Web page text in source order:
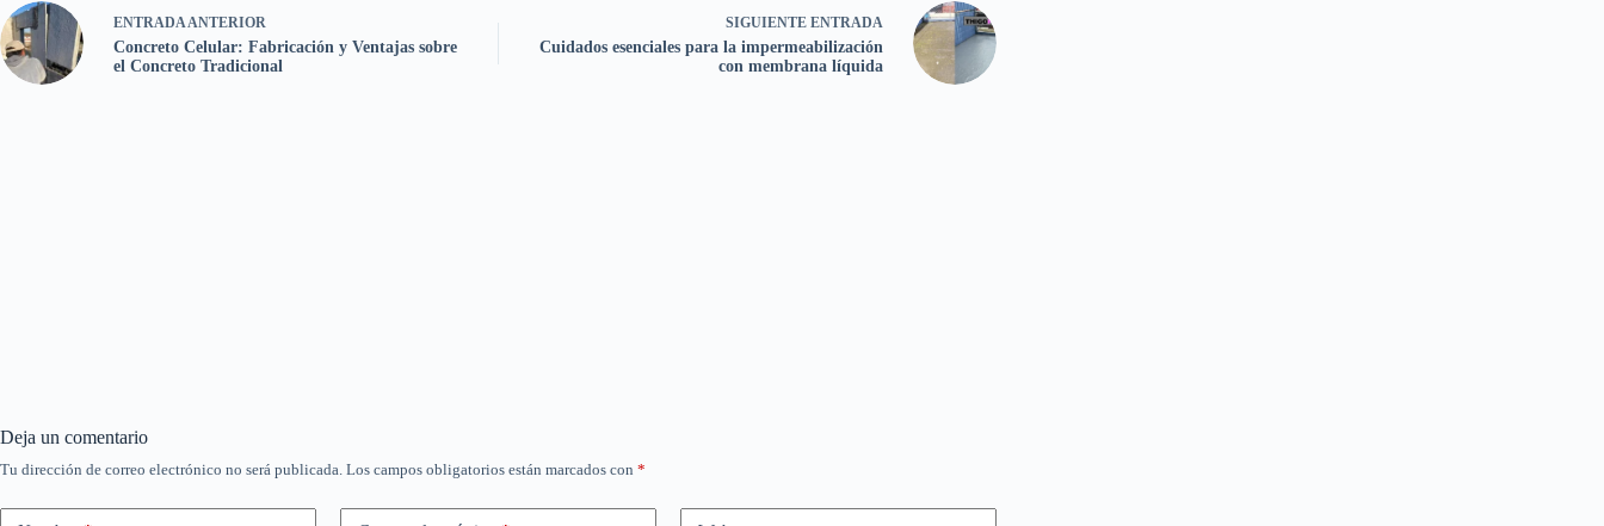
ENTRADA ANTERIOR
Concreto Celular: Fabricación y Ventajas sobre
el Concreto Tradicional
SIGUIENTE ENTRADA
Cuidados esenciales para la impermeabilización
con membrana líquida
Deja un comentario
Tu dirección de correo electrónico no será publicada. Los campos obligatorios están marcados con *